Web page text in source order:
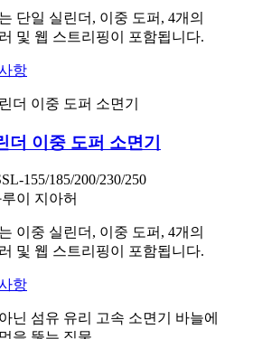
단일 실린더, 이중 도퍼, 4개의
및 웹 스트리핑이 포함됩니다.
항
더 이중 도퍼 소면기
155/185/200/230/250
이 지아허
이중 실린더, 이중 도퍼, 4개의
및 웹 스트리핑이 포함됩니다.
항